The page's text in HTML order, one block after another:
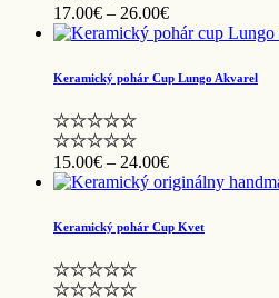
17.00€ – 26.00€Price
range:
through
Keramický pohár Cup Lungo Akvarel
15.00€ – 24.00€Price
range:
through
Keramický pohár Cup Kvet